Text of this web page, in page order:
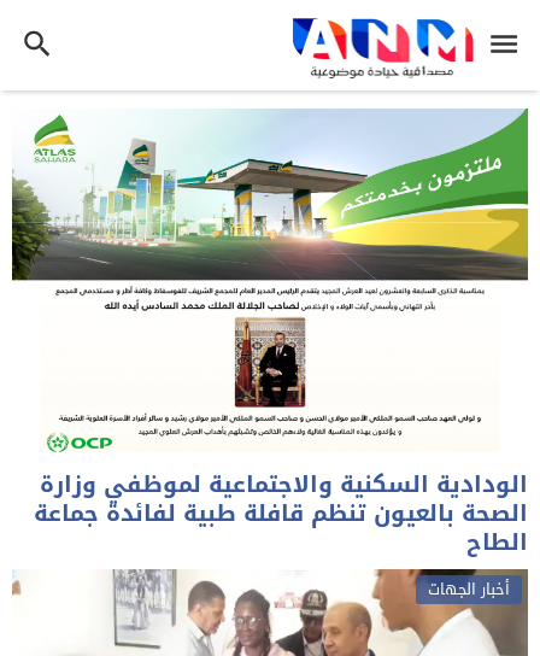
الودادية السكنية والاجتماعية لموظفي وزارة
الصحة بالعيون تنظم قافلة طبية لفائدة جماعة
الطاح
أخبار الجهات